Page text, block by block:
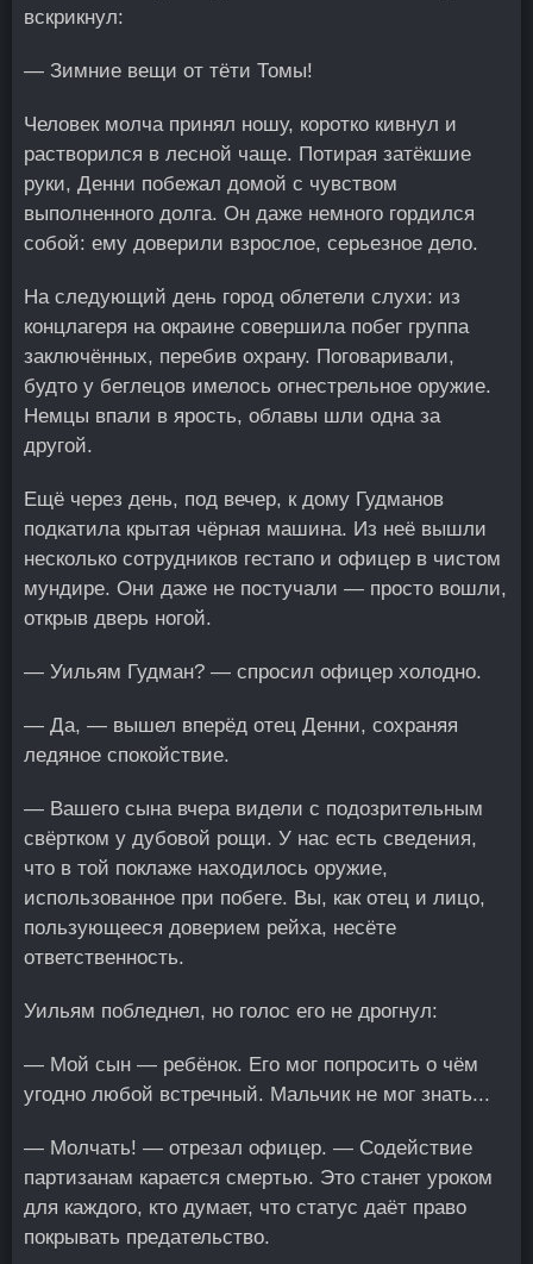
вскрикнул:
— Зимние вещи от тёти Томы!
Человек молча принял ношу, коротко кивнул и
растворился в лесной чаще. Потирая затёкшие
руки, Денни побежал домой с чувством
выполненного долга. Он даже немного гордился
собой: ему доверили взрослое, серьезное дело.
На следующий день город облетели слухи: из
концлагеря на окраине совершила побег группа
заключённых, перебив охрану. Поговаривали,
будто у беглецов имелось огнестрельное оружие.
Немцы впали в ярость, облавы шли одна за
другой.
Ещё через день, под вечер, к дому Гудманов
подкатила крытая чёрная машина. Из неё вышли
несколько сотрудников гестапо и офицер в чистом
мундире. Они даже не постучали — просто вошли,
открыв дверь ногой.
— Уильям Гудман? — спросил офицер холодно.
— Да, — вышел вперёд отец Денни, сохраняя
ледяное спокойствие.
— Вашего сына вчера видели с подозрительным
свёртком у дубовой рощи. У нас есть сведения,
что в той поклаже находилось оружие,
использованное при побеге. Вы, как отец и лицо,
пользующееся доверием рейха, несёте
ответственность.
Уильям побледнел, но голос его не дрогнул:
— Мой сын — ребёнок. Его мог попросить о чём
угодно любой встречный. Мальчик не мог знать...
— Молчать! — отрезал офицер. — Содействие
партизанам карается смертью. Это станет уроком
для каждого, кто думает, что статус даёт право
покрывать предательство.